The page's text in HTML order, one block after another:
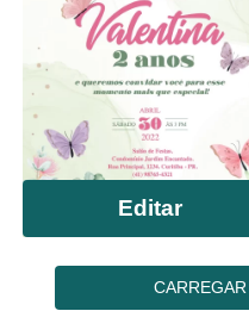
Editar